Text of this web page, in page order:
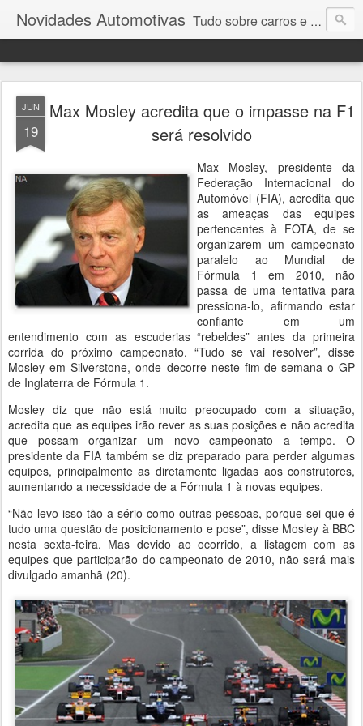
Novidades Automotivas Tudo sobre carros e motores
JUN
19
Max Mosley acredita que o impasse na F1
será resolvido
Max Mosley, presidente da
Federação Internacional do
Automóvel (FIA), acredita que
as ameaças das equipes
pertencentes à FOTA, de se
organizarem um campeonato
paralelo ao Mundial de
Fórmula 1 em 2010, não
passa de uma tentativa para
pressiona-lo, afirmando estar
confiante em um
entendimento com as escuderias “rebeldes” antes da primeira
corrida do próximo campeonato. “Tudo se vai resolver”, disse
Mosley em Silverstone, onde decorre neste fim-de-semana o GP
de Inglaterra de Fórmula 1.
Mosley diz que não está muito preocupado com a situação,
acredita que as equipes irão rever as suas posições e não acredita
que possam organizar um novo campeonato a tempo. O
presidente da FIA também se diz preparado para perder algumas
equipes, principalmente as diretamente ligadas aos construtores,
aumentando a necessidade de a Fórmula 1 à novas equipes.
“Não levo isso tão a sério como outras pessoas, porque sei que é
tudo uma questão de posicionamento e pose”, disse Mosley à BBC
nesta sexta-feira. Mas devido ao ocorrido, a listagem com as
equipes que participarão do campeonato de 2010, não será mais
divulgado amanhã (20).